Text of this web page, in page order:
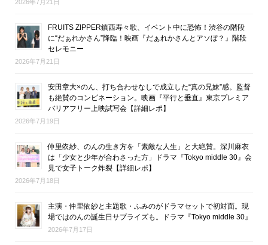
2026年7月21日
FRUITS ZIPPER鎮西寿々歌、イベント中に恐怖！渋谷の階段
に“だぁれかさん”降臨！映画『だぁれかさんとアソぼ？』階段
セレモニー
2026年7月21日
安田章大×のん、打ち合わせなしで成立した“真の兄妹”感。監督
も絶賛のコンビネーション。映画『平行と垂直』東京プレミア
バリアフリー上映試写会【詳細レポ】
2026年7月19日
仲里依紗、のんの生き方を「素敵な人生」と大絶賛。深川麻衣
は「少女と少年が合わさった方」ドラマ『Tokyo middle 30』会
見で女子トーク炸裂【詳細レポ】
2026年7月18日
主演・仲里依紗と主題歌・ふみのがドラマセットで初対面。現
場ではのんの誕生日サプライズも。ドラマ『Tokyo middle 30』
2026年7月17日